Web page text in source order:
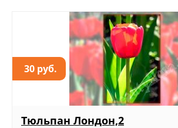
30 руб.
Тюльпан Лондон,2